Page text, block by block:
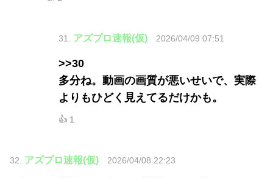
31. アズプロ速報(仮) 2026/04/09 07:51
>>30
多分ね。動画の画質が悪いせいで、実際
よりもひどく見えてるだけかも。
👍 1
32. アズプロ速報(仮) 2026/04/08 22:23